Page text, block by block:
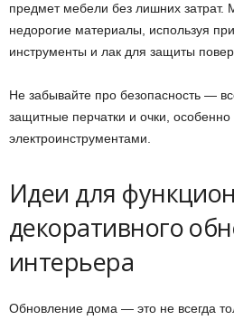
предмет мебели без лишних затрат.
недорогие материалы, используя
инструменты и лак для защиты
Не забывайте про безопасность —
защитные перчатки и очки,
электроинструментами.
Идеи для
декоративного
интерьера
Обновление дома — это не всегда